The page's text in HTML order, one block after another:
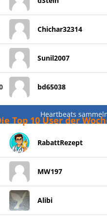
Chichar32314
Sunil2007
bd65038
Heartbeats
Top 10 User der
RabattRezept
MW197
Alibi